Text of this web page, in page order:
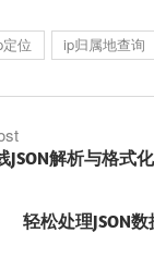
位 ip归属地查询
JSON解析与格式化
轻松处理JSON